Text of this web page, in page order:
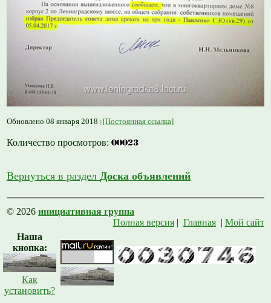
Обновлено 08 января 2018 [Постоянная ссылка]
Количество просмотров:
Вернуться в разделДоска объявлений
© 2026инициативная группа
Полная версия| Главная| Мой сайт
Наша
кнопка:
Как
установить?